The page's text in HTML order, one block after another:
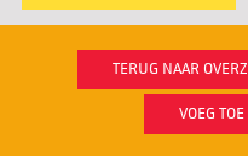
TERUG NAAR
VOEG